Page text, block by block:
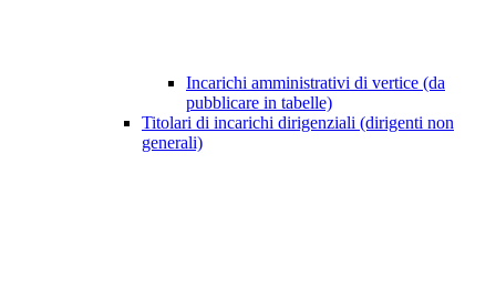
Incarichi amministrativi di vertice (da
pubblicare in tabelle)
Titolari di incarichi dirigenziali (dirigenti non
generali)